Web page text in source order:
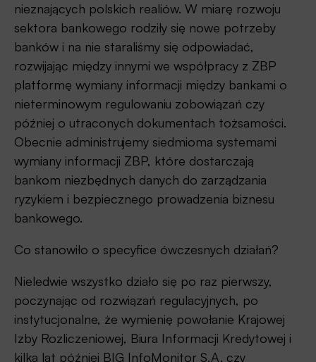
nieznających polskich realiów. W miarę rozwoju
sektora bankowego rodziły się nowe potrzeby
banków i na nie staraliśmy się odpowiadać,
rozwijając między innymi we współpracy z ZBP
platformę wymiany informacji między bankami o
nieterminowym regulowaniu zobowiązań czy
później o utraconych dokumentach tożsamości.
Obecnie administrujemy siedmioma systemami
wymiany informacji ZBP, które dostarczają
bankom niezbędnych danych do zarządzania
ryzykiem i bezpiecznego prowadzenia biznesu
bankowego.
Co stanowiło o specyfice ówczesnych działań?
Nieledwie wszystko działo się po raz pierwszy,
poczynając od rozwiązań regulacyjnych, po
instytucjonalne, że wymienię powołanie Krajowej
Izby Rozliczeniowej, Biura Informacji Kredytowej i
kilka lat później BIG InfoMonitor S.A. czy